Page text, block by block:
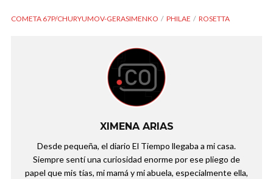
COMETA 67P/CHURYUMOV-GERASIMENKO PHILAE ROSETTA
XIMENA ARIAS
Desde pequeña, el diario El Tiempo llegaba a mi casa.
Siempre sentí una curiosidad enorme por ese pliego de
papel que mis tías, mi mamá y mi abuela, especialmente ella,